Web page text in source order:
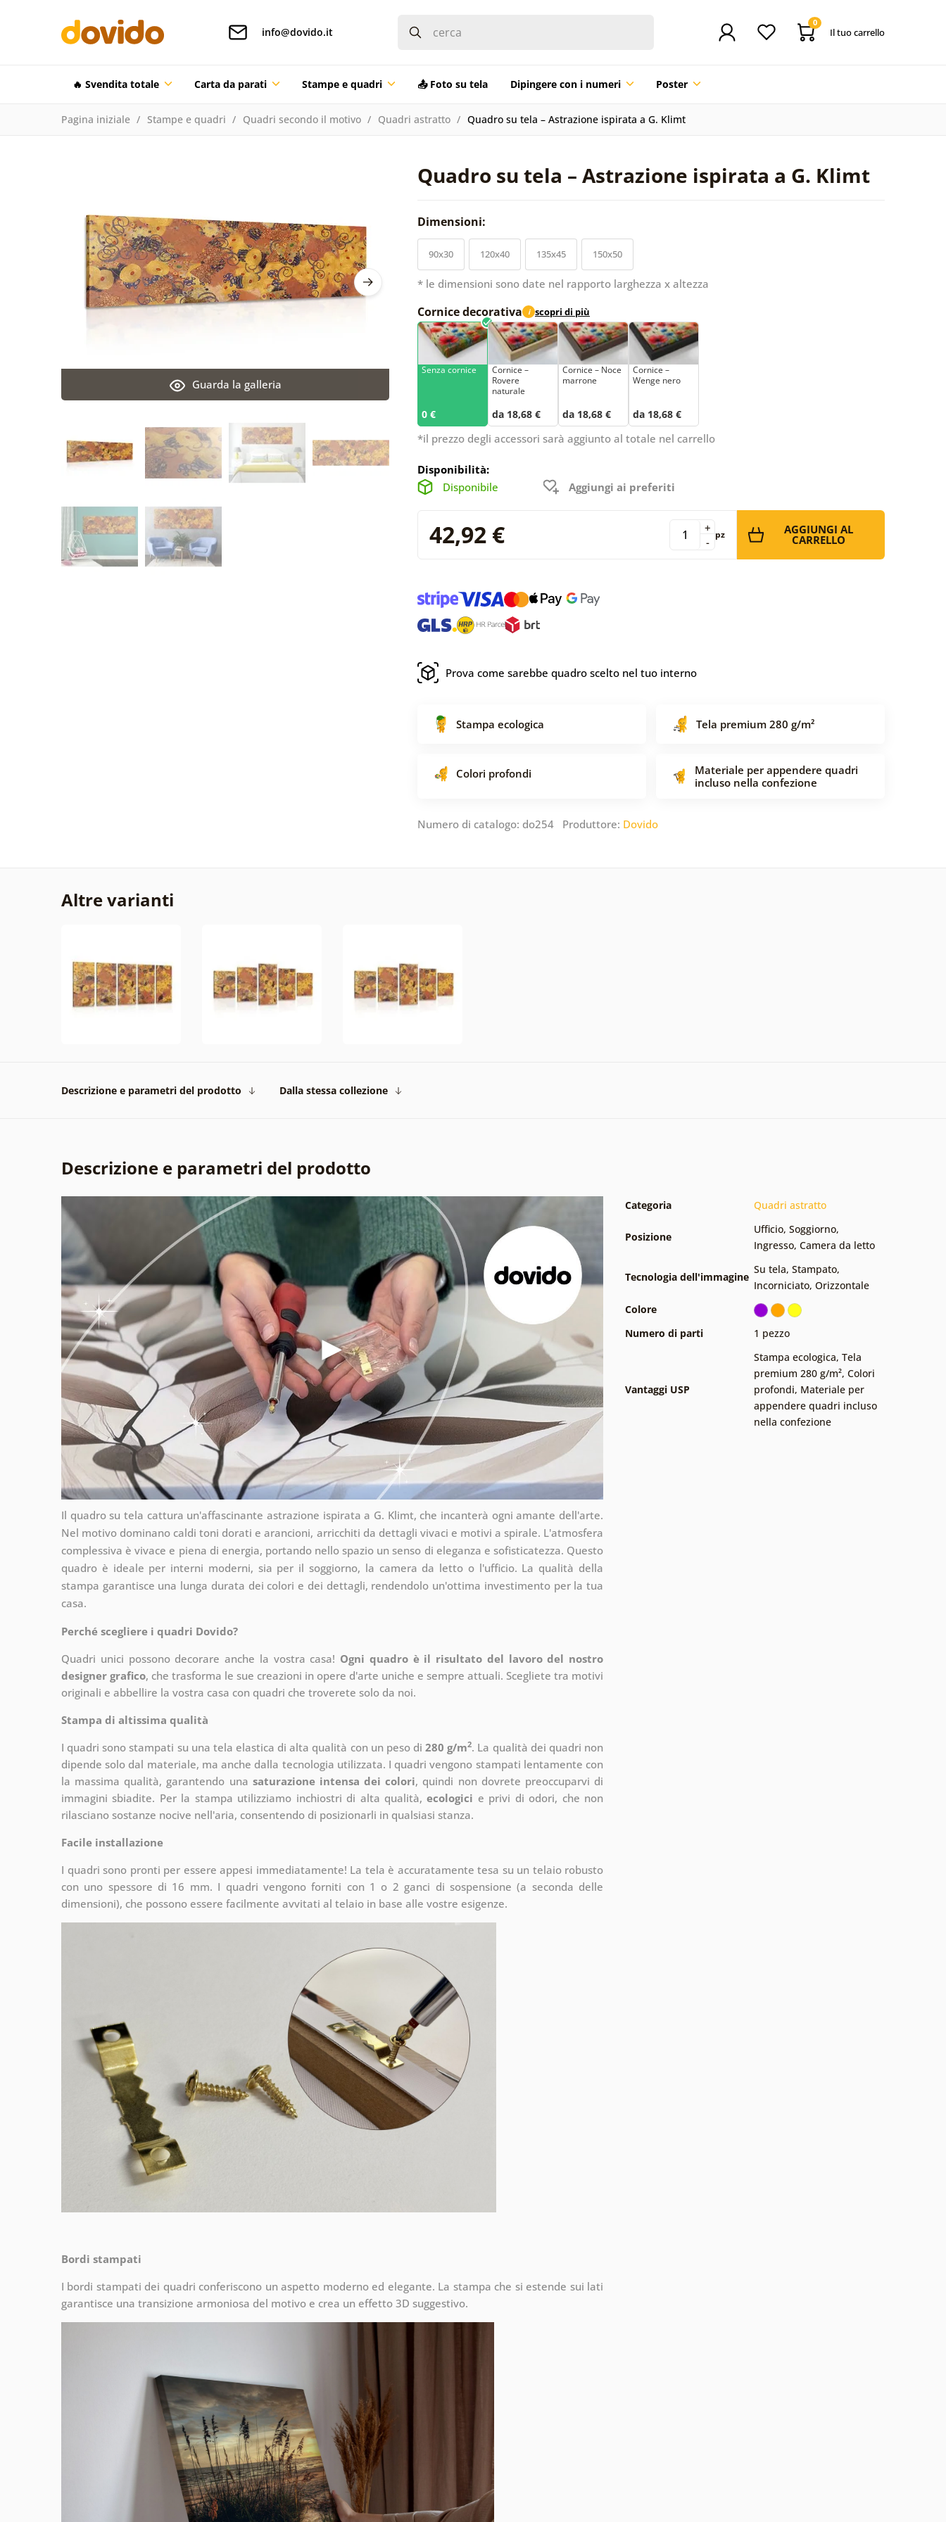
info@dovido.it
0
Il tuo carrello
🔥 Svendita totale Carta da parati Stampe e quadri 📤 Foto su tela Dipingere con i numeri Poster
Pagina iniziale Stampe e quadri Quadri secondo il motivo Quadri astratto Quadro su tela – Astrazione ispirata a G. Klimt
Quadro su tela – Astrazione ispirata a G. Klimt
Guarda la galleria
Dimensioni:
90x30 120x40 135x45 150x50
* le dimensioni sono date nel rapporto larghezza x altezza
Cornice decorativa i scopri di più
Senza cornice
0 €
Cornice –
Rovere
naturale
da 18,68 €
Cornice – Noce
marrone
da 18,68 €
Cornice –
Wenge nero
da 18,68 €
*il prezzo degli accessori sarà aggiunto al totale nel carrello
Disponibilità:
Disponibile
Aggiungi ai preferiti
42,92 € -
+ pz AGGIUNGI AL
CARRELLO
Prova come sarebbe quadro scelto nel tuo interno
Stampa ecologica Tela premium 280 g/m²
Colori profondi
Materiale per appendere quadri
incluso nella confezione
Numero di catalogo: do254 Produttore: Dovido
Altre varianti
Descrizione e parametri del prodotto Dalla stessa collezione
Descrizione e parametri del prodotto
Il quadro su tela cattura un'affascinante astrazione ispirata a G. Klimt, che incanterà ogni amante dell'arte.
Nel motivo dominano caldi toni dorati e arancioni, arricchiti da dettagli vivaci e motivi a spirale. L'atmosfera
complessiva è vivace e piena di energia, portando nello spazio un senso di eleganza e sofisticatezza. Questo
quadro è ideale per interni moderni, sia per il soggiorno, la camera da letto o l'ufficio. La qualità della
stampa garantisce una lunga durata dei colori e dei dettagli, rendendolo un'ottima investimento per la tua
casa.
Perché scegliere i quadri Dovido?
Quadri unici possono decorare anche la vostra casa! Ogni quadro è il risultato del lavoro del nostro
designer grafico, che trasforma le sue creazioni in opere d'arte uniche e sempre attuali. Scegliete tra motivi
originali e abbellire la vostra casa con quadri che troverete solo da noi.
Stampa di altissima qualità
I quadri sono stampati su una tela elastica di alta qualità con un peso di280 g/m2. La qualità dei quadri non
dipende solo dal materiale, ma anche dalla tecnologia utilizzata. I quadri vengono stampati lentamente con
la massima qualità, garantendo una saturazione intensa dei colori, quindi non dovrete preoccuparvi di
immagini sbiadite. Per la stampa utilizziamo inchiostri di alta qualità,ecologici e privi di odori, che non
rilasciano sostanze nocive nell'aria, consentendo di posizionarli in qualsiasi stanza.
Facile installazione
I quadri sono pronti per essere appesi immediatamente! La tela è accuratamente tesa su un telaio robusto
con uno spessore di 16 mm. I quadri vengono forniti con 1 o 2 ganci di sospensione (a seconda delle
dimensioni), che possono essere facilmente avvitati al telaio in base alle vostre esigenze.
Bordi stampati
I bordi stampati dei quadri conferiscono un aspetto moderno ed elegante. La stampa che si estende sui lati
garantisce una transizione armoniosa del motivo e crea un effetto 3D suggestivo.
Categoria Quadri astratto
Posizione
Ufficio, Soggiorno,
Ingresso, Camera da letto
Tecnologia dell'immagine
Su tela, Stampato,
Incorniciato, Orizzontale
Colore
Numero di parti
1 pezzo
Vantaggi USP
Stampa ecologica, Tela
premium 280 g/m², Colori
profondi, Materiale per
appendere quadri incluso
nella confezione